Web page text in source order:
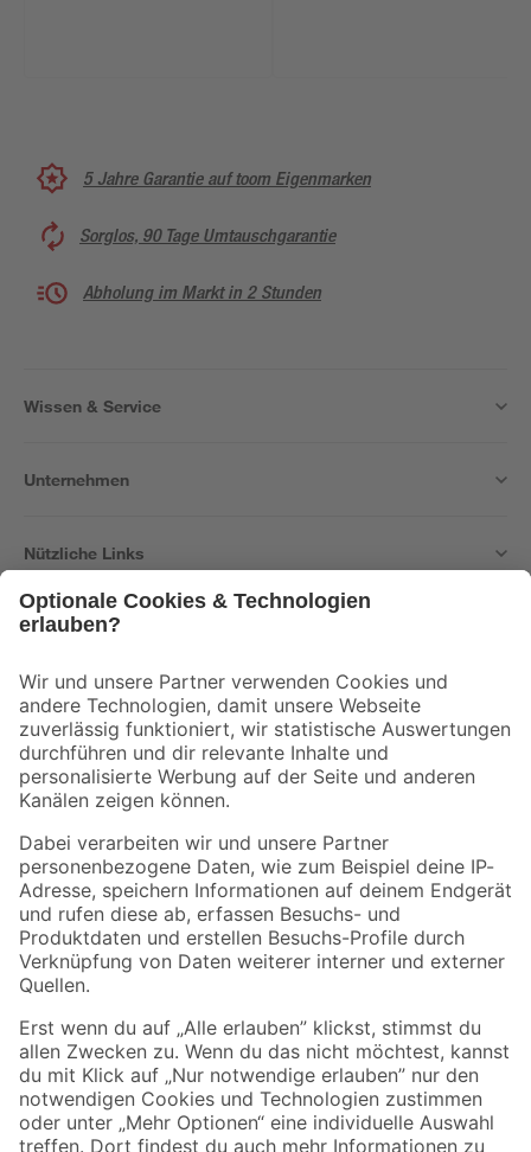
5 Jahre Garantie auf toom Eigenmarken
Sorglos, 90 Tage Umtauschgarantie
Abholung im Markt in 2 Stunden
Wissen & Service
Unternehmen
Nützliche Links
Der toom Newsletter: Keine Angebote und Aktionen mehr verpassen!
Zur Newsletter Anmeldung
Folge uns
Zahlungsarten Versandarten
Sicher einkaufen
Jetzt die toom-App herunterladen